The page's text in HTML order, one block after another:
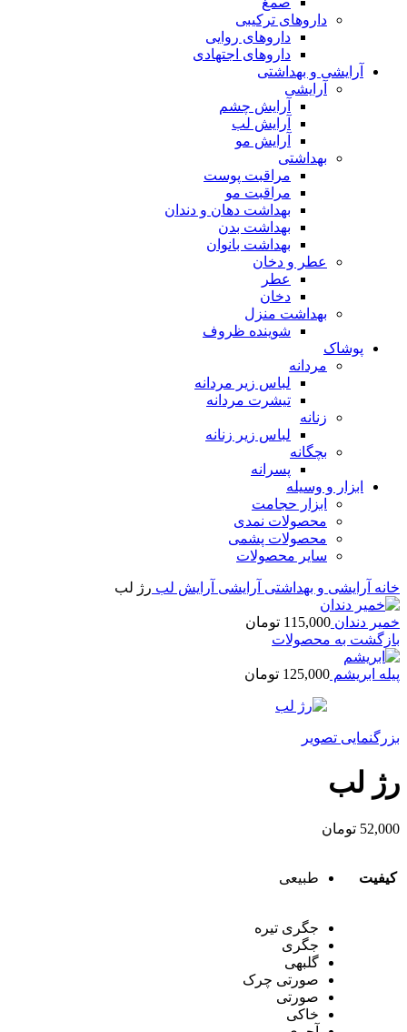
داروهای ترکیبی
داروهای روایی
داروهای اجتهادی
آرایشی و بهداشتی
آرایشی
آرایش چشم
آرایش لب
آرایش مو
بهداشتی
مراقبت پوست
مراقبت مو
بهداشت دهان و دندان
بهداشت بدن
بهداشت بانوان
عطر و دخان
عطر
دخان
بهداشت منزل
شوینده ظروف
پوشاک
مردانه
لباس زیر مردانه
تیشرت مردانه
زنانه
لباس زیر زنانه
بچگانه
پسرانه
ابزار و وسیله
ابزار حجامت
محصولات نمدی
محصولات پشمی
سایر محصولات
خانه آرایشی و بهداشتی آرایشی آرایش لب رژ لب
خمیر دندان 115,000 تومان
بازگشت به محصولات
پیله ابریشم 125,000 تومان
بزرگنمایی تصویر
رژ لب
52,000 تومان
کیفیت طبیعی
جگری تیره
جگری
گلبهی
صورتی چرک
صورتی
خاکی